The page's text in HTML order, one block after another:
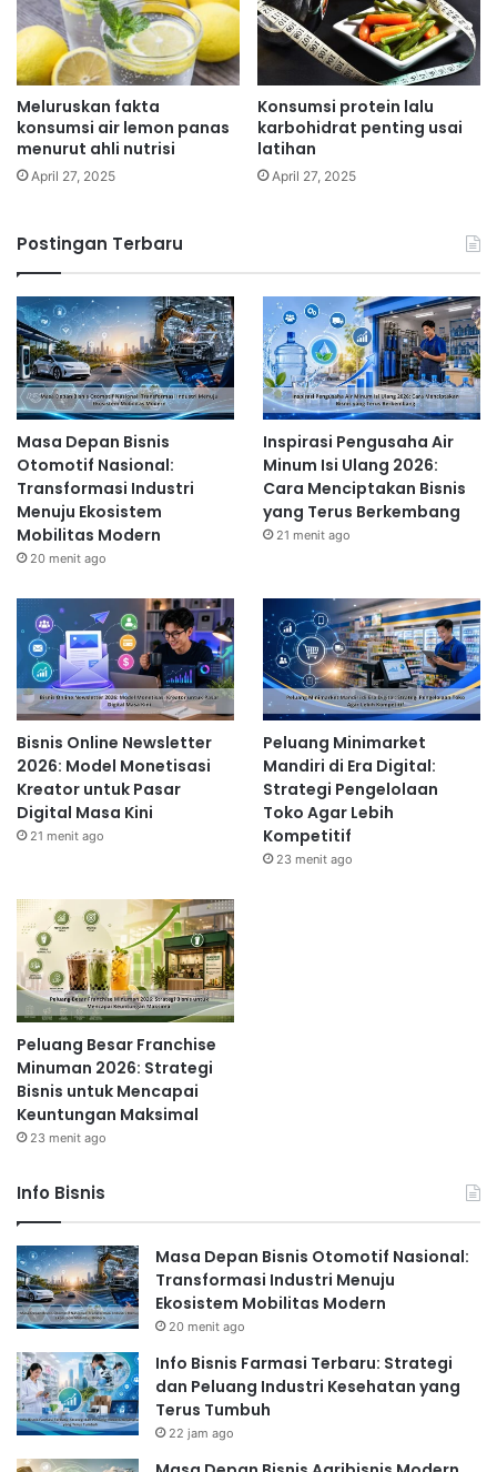
Meluruskan fakta
konsumsi air lemon panas
menurut ahli nutrisi
April 27, 2025
Konsumsi protein lalu
karbohidrat penting usai
latihan
April 27, 2025
Postingan Terbaru
Masa Depan Bisnis
Otomotif Nasional:
Transformasi Industri
Menuju Ekosistem
Mobilitas Modern
20 menit ago
Inspirasi Pengusaha Air
Minum Isi Ulang 2026:
Cara Menciptakan Bisnis
yang Terus Berkembang
21 menit ago
Bisnis Online Newsletter
2026: Model Monetisasi
Kreator untuk Pasar
Digital Masa Kini
21 menit ago
Peluang Minimarket
Mandiri di Era Digital:
Strategi Pengelolaan
Toko Agar Lebih
Kompetitif
23 menit ago
Peluang Besar Franchise
Minuman 2026: Strategi
Bisnis untuk Mencapai
Keuntungan Maksimal
23 menit ago
Info Bisnis
Masa Depan Bisnis Otomotif Nasional:
Transformasi Industri Menuju
Ekosistem Mobilitas Modern
20 menit ago
Info Bisnis Farmasi Terbaru: Strategi
dan Peluang Industri Kesehatan yang
Terus Tumbuh
22 jam ago